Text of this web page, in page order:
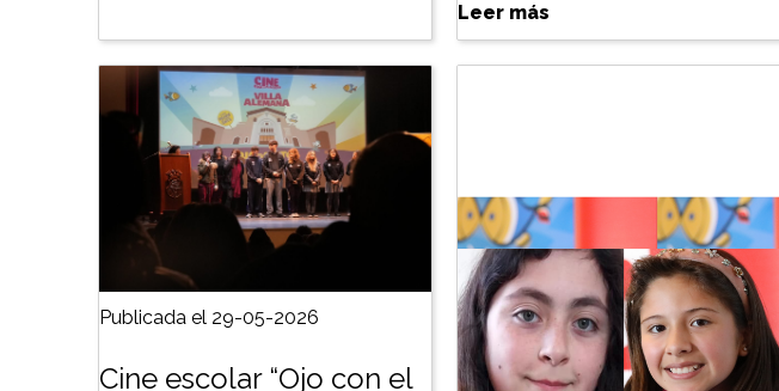
Leer más
Publicada el 29-05-2026
Cine escolar “Ojo con el